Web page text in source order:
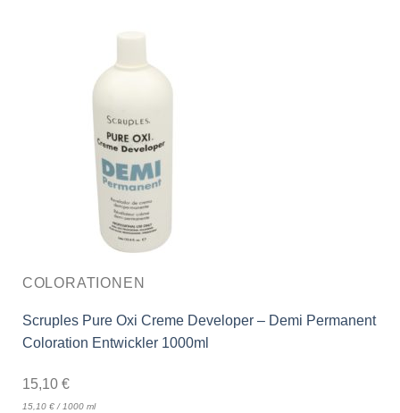
COLORATIONEN
Scruples Pure Oxi Creme Developer – Demi Permanent
Coloration Entwickler 1000ml
15,10 €
15,10 €/ 1000 ml